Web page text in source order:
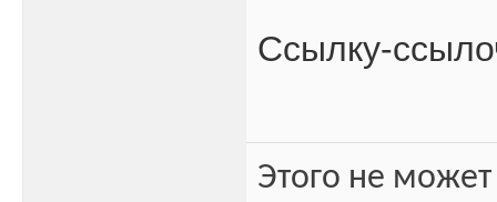
Ссылку-
Этого не